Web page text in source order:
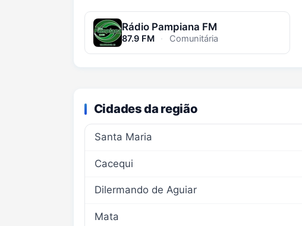
Rádio Pampiana FM
87.9 FM · Comunitária
Cidades da região
Santa Maria
Cacequi
Dilermando de Aguiar
Mata